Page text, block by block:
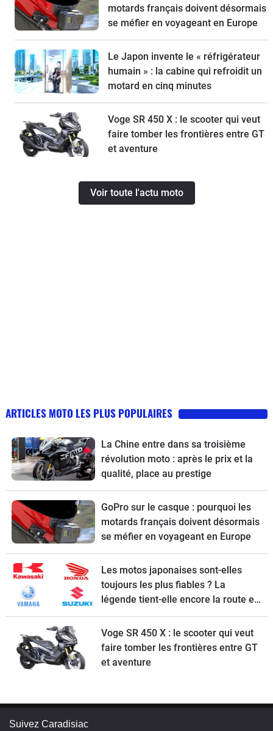
motards français doivent désormais
se méfier en voyageant en Europe
Le Japon invente le « réfrigérateur
humain » : la cabine qui refroidit un
motard en cinq minutes
Voge SR 450 X : le scooter qui veut
faire tomber les frontières entre GT
et aventure
Voir toute l'actu moto
ARTICLES MOTO LES PLUS POPULAIRES
La Chine entre dans sa troisième
révolution moto : après le prix et la
qualité, place au prestige
GoPro sur le casque : pourquoi les
motards français doivent désormais
se méfier en voyageant en Europe
Les motos japonaises sont-elles
toujours les plus fiables ? La
légende tient-elle encore la route en
2026 ?
Voge SR 450 X : le scooter qui veut
faire tomber les frontières entre GT
et aventure
Suivez Caradisiac